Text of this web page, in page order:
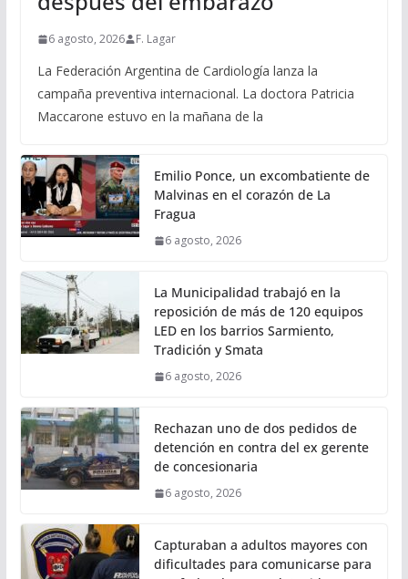
6 agosto, 2026 F. Lagar
La Federación Argentina de Cardiología lanza la
campaña preventiva internacional. La doctora Patricia
Maccarone estuvo en la mañana de la
Emilio Ponce, un excombatiente de
Malvinas en el corazón de La
Fragua
6 agosto, 2026
La Municipalidad trabajó en la
reposición de más de 120 equipos
LED en los barrios Sarmiento,
Tradición y Smata
6 agosto, 2026
Rechazan uno de dos pedidos de
detención en contra del ex gerente
de concesionaria
6 agosto, 2026
Capturaban a adultos mayores con
dificultades para comunicarse para